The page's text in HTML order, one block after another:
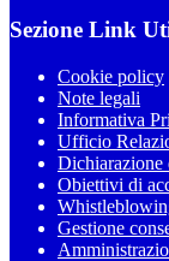
Sezione Link
Cookie policy
Note legali
Informativa
Ufficio
Dichiarazione
Obiettivi di
Gestione